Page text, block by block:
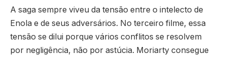
A saga sempre viveu da tensão entre o intelecto de
Enola e de seus adversários. No terceiro filme, essa
tensão se dilui porque vários conflitos se resolvem
por negligência, não por astúcia. Moriarty consegue